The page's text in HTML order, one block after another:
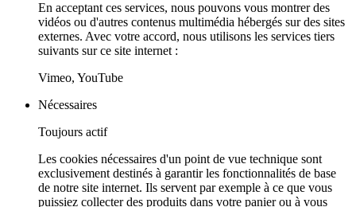
En acceptant ces services, nous pouvons vous montrer des
vidéos ou d'autres contenus multimédia hébergés sur des sites
externes. Avec votre accord, nous utilisons les services tiers
suivants sur ce site internet :
Vimeo, YouTube
Nécessaires
Toujours actif
Les cookies nécessaires d'un point de vue technique sont
exclusivement destinés à garantir les fonctionnalités de base
de notre site internet. Ils servent par exemple à ce que vous
puissiez collecter des produits dans votre panier ou à vous